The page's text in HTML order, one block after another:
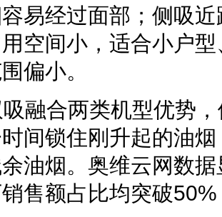
易经过面部；侧吸
空间小，适合小户
偏小。
融合两类机型优势
间锁住刚升起的油
油烟。奥维云网数
售额占比均突破